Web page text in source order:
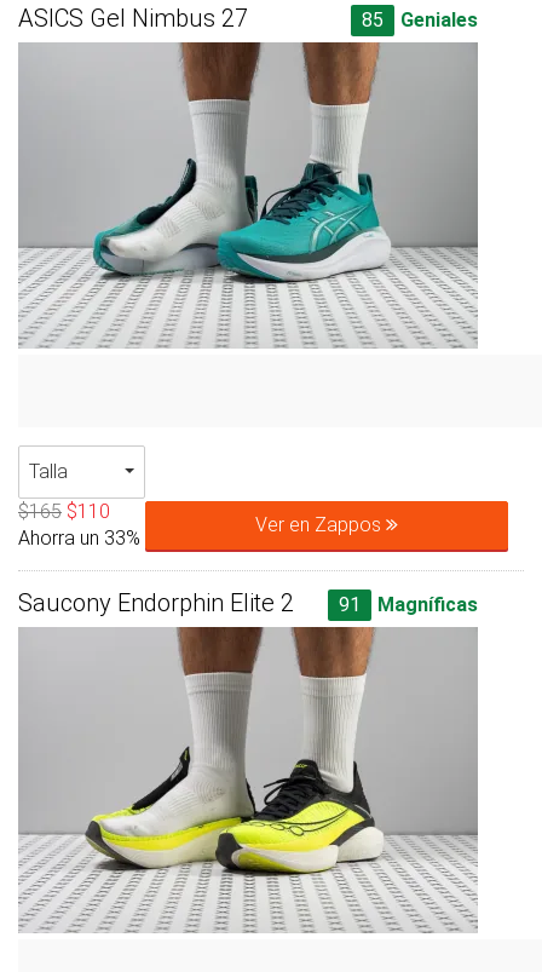
ASICS Gel Nimbus 27 85 Geniales
Talla
$165 $110
Ahorra un 33%
Ver en Zappos
Saucony Endorphin Elite 2 91 Magníficas